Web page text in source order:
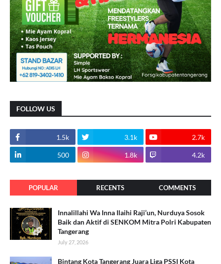
FOLLOW US
1.5k 3.1k 2.7k
500 1.8k 4.2k
POPULAR RECENTS COMMENTS
Innalillahi Wa Inna Ilaihi Raji’un, Nurduya Sosok
Baik dan Aktif di SENKOM Mitra Polri Kabupaten
Tangerang
July 27, 2026
Bintang Kota Tangerang Juara Liga PSSI Kota